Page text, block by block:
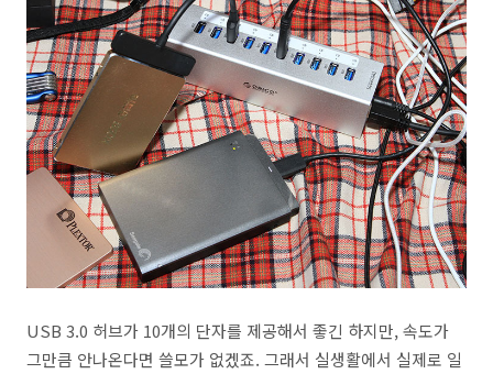
USB 3.0 허브가 10개의 단자를 제공해서 좋긴 하지만, 속도가
그만큼 안나온다면 쓸모가 없겠죠. 그래서 실생활에서 실제로 일